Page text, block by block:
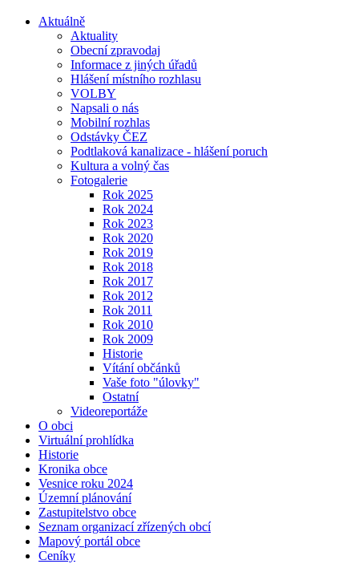
Aktuálně
Aktuality
Obecní zpravodaj
Informace z jiných úřadů
Hlášení místního rozhlasu
VOLBY
Napsali o nás
Mobilní rozhlas
Odstávky ČEZ
Podtlaková kanalizace - hlášení poruch
Kultura a volný čas
Fotogalerie
Rok 2025
Rok 2024
Rok 2023
Rok 2020
Rok 2019
Rok 2018
Rok 2017
Rok 2012
Rok 2011
Rok 2010
Rok 2009
Historie
Vítání občánků
Vaše foto "úlovky"
Ostatní
Videoreportáže
O obci
Virtuální prohlídka
Historie
Kronika obce
Vesnice roku 2024
Územní plánování
Zastupitelstvo obce
Seznam organizací zřízených obcí
Mapový portál obce
Ceníky